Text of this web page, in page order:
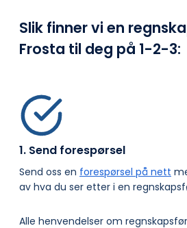
Slik finner vi en
Frosta til deg på 1-2-3:
1. Send forespørsel
Send oss en forespørsel på nett
av hva du ser etter i en
Alle henvendelser om